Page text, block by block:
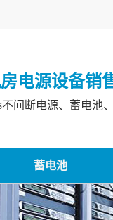
电源设备销
不间断电源、蓄电池
蓄电池